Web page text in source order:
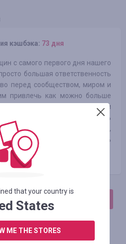
кэшбэка: 73 дня
с самого первого дня нашего
большая ответственность
перед сообществом, миром и
привлечь как можно больше
будущее человечества и
силами пытаемся сделать
и экологичным. И мы уверены,
мы сможем воплотить
ЧТОБЫ ОСТАВИТЬ ОТЗЫВ
that your country is
States
ME THE STORES